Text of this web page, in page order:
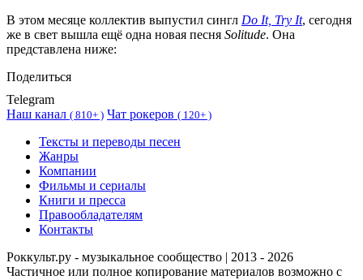
В этом месяце коллектив выпустил сингл Do It, Try It, сегодня
же в свет вышла ещё одна новая песня Solitude. Она
представлена ниже:
Поделиться
Telegram
Наш канал ( 810+ ) Чат рокеров ( 120+ )
Тексты и переводы песен
Жанры
Компании
Фильмы и сериалы
Книги и пресса
Правообладателям
Контакты
Роккульт.ру - музыкальное сообщество | 2013 - 2026
Частичное или полное копирование материалов возможно с